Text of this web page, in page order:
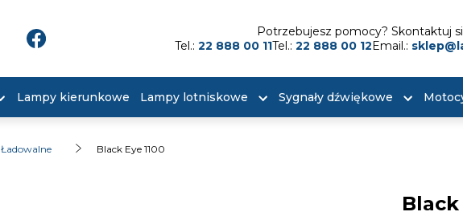
Potrzebujesz pomocy? Skontaktuj
Tel.: 22 888 00 11Tel.: 22 888 00 12Email.:
Lampy kierunkowe Lampy lotniskowe Sygnały dźwiękowe
Ładowalne Black Eye 1100
Black